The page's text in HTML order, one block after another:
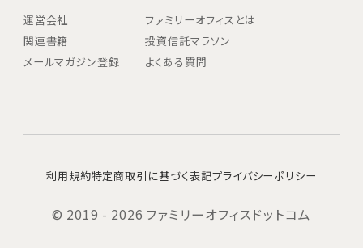
運営会社
ファミリーオフィスとは
関連書籍
投資信託マラソン
メールマガジン登録
よくある質問
利用規約特定商取引に基づく表記プライバシーポリシー
© 2019 - 2026 ファミリーオフィスドットコム